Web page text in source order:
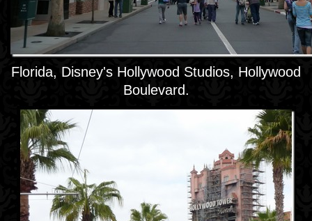
Florida, Disney's Hollywood Studios, Hollywood
Boulevard.